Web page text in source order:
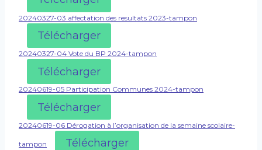
20240327-03 affectation des resultats 2023-tampon
Télécharger
20240327-04 Vote du BP 2024-tampon
Télécharger
20240619-05 Participation Communes 2024-tampon
Télécharger
20240619-06 Dérogation à l’organisation de la semaine scolaire-
tampon Télécharger